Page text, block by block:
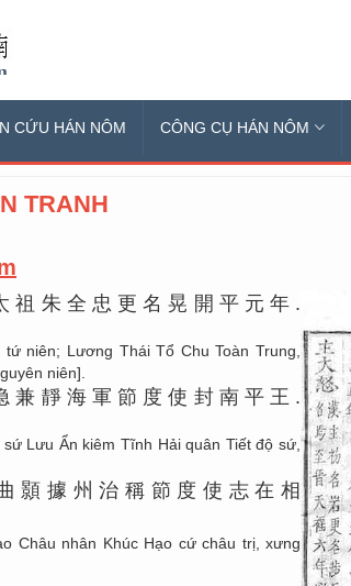
CỨU HÁN NÔM CÔNG CỤ HÁN NÔM
TRANH
祖 朱 全 忠 更名晃 開 平 元 年 .
niên; Lương Thái Tổ Chu Toàn Trung,
niên].
兼 靜 海 軍節 度使 封 南 平 王 .
Lưu Ẩn kiêm Tĩnh Hải quân Tiết độ sứ,
顥 據 州治 稱 節 度 使 志在相
Châu nhân Khúc Hạo cứ châu trị, xưng